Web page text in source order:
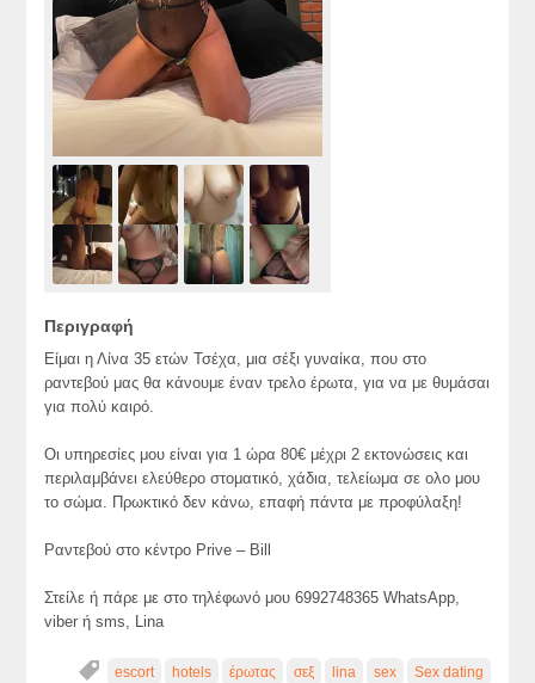
Περιγραφή
Είμαι η Λίνα 35 ετών Τσέχα, μια σέξι γυναίκα, που στο
ραντεβού μας θα κάνουμε έναν τρελο έρωτα, για να με θυμάσαι
για πολύ καιρό.
Οι υπηρεσίες μου είναι για 1 ώρα 80€ μέχρι 2 εκτονώσεις και
περιλαμβάνει ελεύθερο στοματικό, χάδια, τελείωμα σε ολο μου
το σώμα. Πρωκτικό δεν κάνω, επαφή πάντα με προφύλαξη!
Ραντεβού στο κέντρο Prive – Bill
Στείλε ή πάρε με στο τηλέφωνό μου 6992748365 WhatsApp,
viber ή sms, Lina
escort hotels έρωτας σεξ lina sex Sex dating